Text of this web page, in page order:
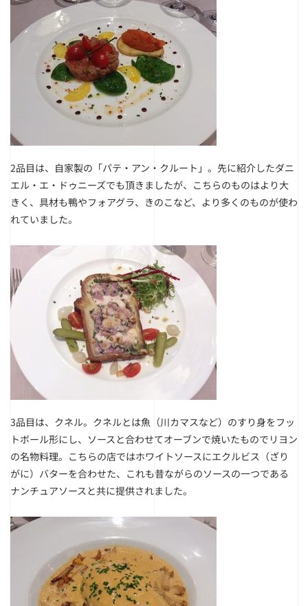
2品目は、自家製の「パテ・アン・クルート」。先に紹介したダニ
エル・エ・ドゥニーズでも頂きましたが、こちらのものはより大
きく、具材も鴨やフォアグラ、きのこなど、より多くのものが使わ
れていました。
3品目は、クネル。クネルとは魚（川カマスなど）のすり身をフッ
トボール形にし、ソースと合わせてオーブンで焼いたものでリヨン
の名物料理。こちらの店ではホワイトソースにエクルビス（ざり
がに）バターを合わせた、これも昔ながらのソースの一つである
ナンチュアソースと共に提供されました。